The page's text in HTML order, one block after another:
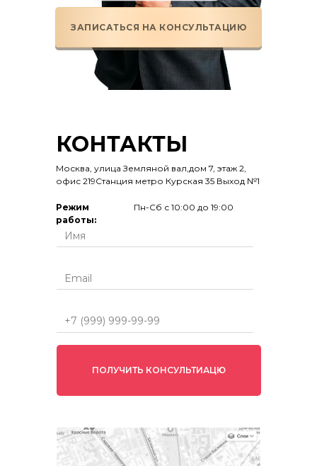
ЗАПИСАТЬСЯ НА КОНСУЛЬТАЦИЮ
КОНТАКТЫ
Москва, улица Земляной вал,дом 7, этаж 2,
офис 219Станция метро Курская 35 Выход №1
Режим
работы:
Пн-Сб с 10:00 до 19:00
ПОЛУЧИТЬ КОНСУЛЬТИАЦЮ